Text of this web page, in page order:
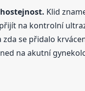
Klid
na kontrolní
se přidalo
na akutní